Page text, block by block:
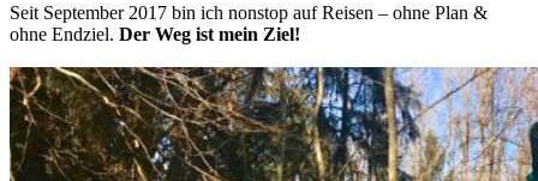
Seit September 2017 bin ich nonstop auf Reisen – ohne Plan &
ohne Endziel. Der Weg ist mein Ziel!